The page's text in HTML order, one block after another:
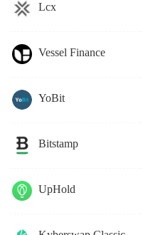
Lcx
Vessel Finance
YoBit
Bitstamp
UpHold